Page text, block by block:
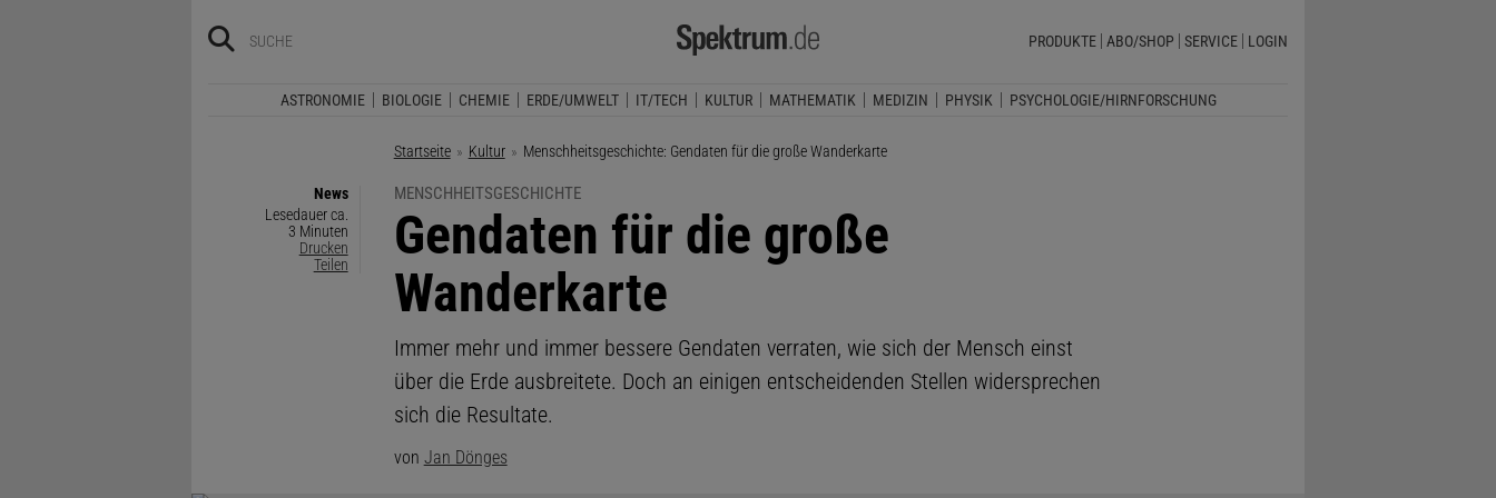
PRODUKTE ABO/SHOP SERVICE LOGIN
ASTRONOMIE BIOLOGIE CHEMIE ERDE/UMWELT IT/TECH KULTUR MATHEMATIK MEDIZIN PHYSIK PSYCHOLOGIE/HIRNFORSCHUNG
Startseite Kultur Aktuelle Seite:
Menschheitsgeschichte: Gendaten für die große Wanderkarte
News
Lesedauer ca.
3 Minuten
Drucken
Teilen
MENSCHHEITSGESCHICHTE
:
Gendaten für die große
Wanderkarte
Immer mehr und immer bessere Gendaten verraten, wie sich der Mensch einst
über die Erde ausbreitete. Doch an einigen entscheidenden Stellen widersprechen
sich die Resultate.
von Jan Dönges